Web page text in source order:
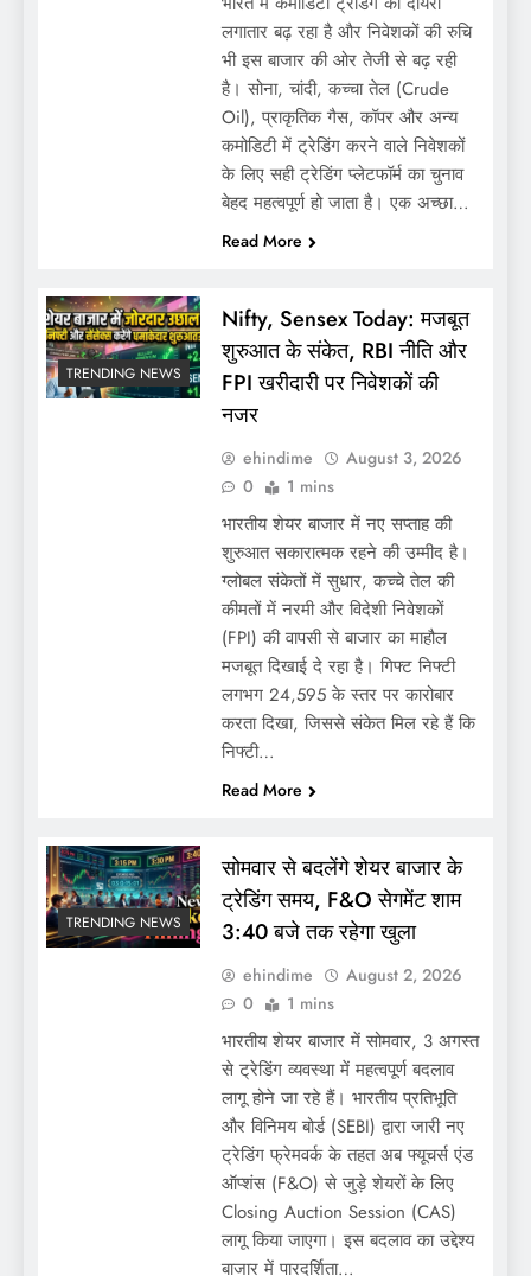
लगातार बढ़ रहा है और निवेशकों की रुचि
भी इस बाजार की ओर तेजी से बढ़ रही
है। सोना, चांदी, कच्चा तेल (Crude
Oil), प्राकृतिक गैस, कॉपर और अन्य
कमोडिटी में ट्रेडिंग करने वाले निवेशकों
के लिए सही ट्रेडिंग प्लेटफॉर्म का चुनाव
बेहद महत्वपूर्ण हो जाता है। एक अच्छा…
Read More
TRENDING NEWS
Nifty, Sensex Today: मजबूत
शुरुआत के संकेत, RBI नीति और
FPI खरीदारी पर निवेशकों की
नजर
ehindime
August 3, 2026
0
1 mins
भारतीय शेयर बाजार में नए सप्ताह की
शुरुआत सकारात्मक रहने की उम्मीद है।
ग्लोबल संकेतों में सुधार, कच्चे तेल की
कीमतों में नरमी और विदेशी निवेशकों
(FPI) की वापसी से बाजार का माहौल
मजबूत दिखाई दे रहा है। गिफ्ट निफ्टी
लगभग 24,595 के स्तर पर कारोबार
करता दिखा, जिससे संकेत मिल रहे हैं कि
निफ्टी…
Read More
TRENDING NEWS
सोमवार से बदलेंगे शेयर बाजार के
ट्रेडिंग समय, F&O सेगमेंट शाम
3:40 बजे तक रहेगा खुला
ehindime
August 2, 2026
0
1 mins
भारतीय शेयर बाजार में सोमवार, 3 अगस्त
से ट्रेडिंग व्यवस्था में महत्वपूर्ण बदलाव
लागू होने जा रहे हैं। भारतीय प्रतिभूति
और विनिमय बोर्ड (SEBI) द्वारा जारी नए
ट्रेडिंग फ्रेमवर्क के तहत अब फ्यूचर्स एंड
ऑप्शंस (F&O) से जुड़े शेयरों के लिए
Closing Auction Session (CAS)
लागू किया जाएगा। इस बदलाव का उद्देश्य
बाजार में पारदर्शिता…